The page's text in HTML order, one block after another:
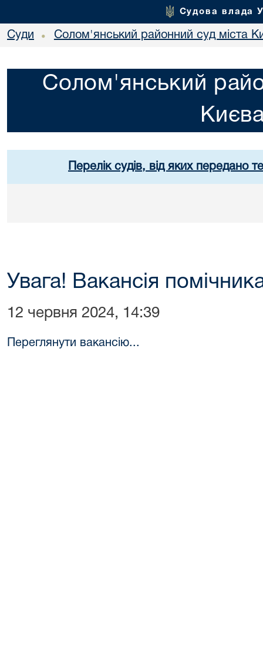
Судова влада
Суди • Солом'янський районний суд міста
Солом'янський
Перелік судів, від яких передано
Увага! Вакансія
12 червня 2024, 14:39
Переглянути вакансію...